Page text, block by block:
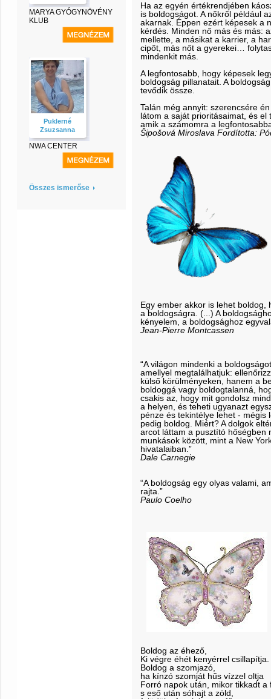
MARYA GYÓGYNÖVÉNY
KLUB
Puklerné
Zsuzsanna
NWA CENTER
Összes ismerőse
Ha az egyén értékrendjében
is boldogságot. A nőkről például
akarnak. Éppen ezért képesek a
kérdés. Minden nő más és más:
mellette, a másikat a karrier, a
cipőt, más nőt a gyerekei…
mindenkit más.
A legfontosabb, hogy képesek
boldogság pillanatait. A
tevődik össze.
Talán még annyit: szerencsére
látom a saját prioritásaimat, és
amik a számomra a
Šipošová Miroslava Fordította:
Egy ember akkor is lehet boldog,
a boldogságra. (...) A
kényelem, a boldogsághoz
Jean-Pierre Montcassen
“A világon mindenki a
amellyel megtalálhatjuk:
külső körülményeken, hanem a
boldoggá vagy boldogtalanná,
csakis az, hogy mit gondolsz
a helyen, és teheti ugyanazt
pénze és tekintélye lehet - mégis
pedig boldog. Miért? A dolgok
arcot láttam a pusztító hőségben
munkások között, mint a New
hivatalaiban.”
Dale Carnegie
“A boldogság egy olyas valami,
rajta.”
Paulo Coelho
Boldog az éhező,
Ki végre éhét kenyérrel csillapítja.
Boldog a szomjazó,
ha kínzó szomját hűs vízzel oltja
Forró napok után, mikor tikkadt a
s eső után sóhajt a zöld,